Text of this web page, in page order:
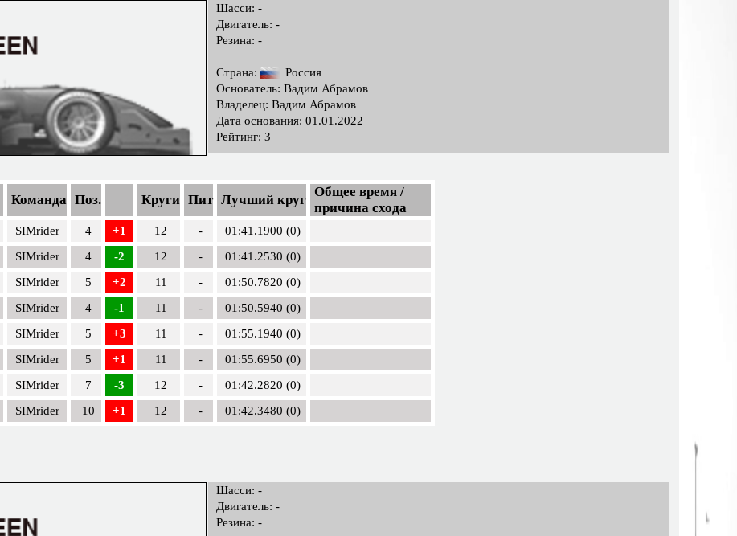
Шасси: -
Двигатель: -
Резина: -
Страна:
Россия
Основатель: Вадим Абрамов
Владелец: Вадим Абрамов
Дата основания: 01.01.2022
Рейтинг: 3
Команда Поз. Круги Пит Лучший круг
Общее время /
причина схода
SIMrider 4 +1 12 -
01:41.1900 (0)
SIMrider 4 -2 12 -
01:41.2530 (0)
SIMrider 5 +2 11 -
01:50.7820 (0)
SIMrider 4 -1 11 -
01:50.5940 (0)
SIMrider 5 +3 11 -
01:55.1940 (0)
SIMrider 5 +1 11 -
01:55.6950 (0)
SIMrider 7 -3 12 -
01:42.2820 (0)
SIMrider 10 +1 12 - 01:42.3480 (0)
Шасси: -
Двигатель: -
Резина: -